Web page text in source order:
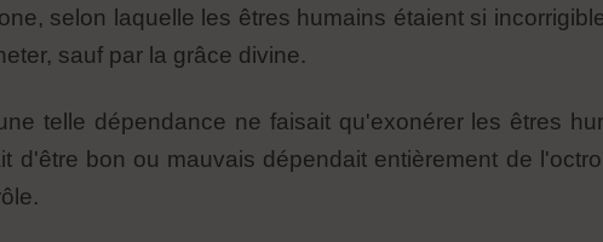
selon laquelle les êtres humains étaient si
sauf par la grâce divine.
telle dépendance ne faisait qu'exonérer les êtres
d'être bon ou mauvais dépendait entièrement de